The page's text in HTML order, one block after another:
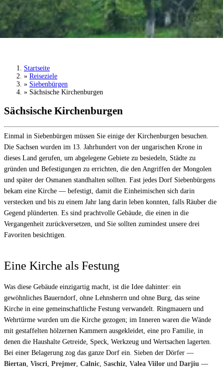
Sächsische Kirchenburgen
Startseite
» Reiseziele
» Siebenbürgen
» Sächsische Kirchenburgen
Sächsische Kirchenburgen
Einmal in Siebenbürgen müssen Sie einige der Kirchenburgen besuchen.
Die Sachsen wurden im 13. Jahrhundert von der ungarischen Krone in
dieses Land gerufen, um abgelegene Gebiete zu besiedeln, Städte zu
gründen und Befestigungen zu errichten, die den Angriffen der Mongolen
und später der Osmanen standhalten sollten. Fast jedes Dorf Siebenbürgens
bekam eine Kirche — befestigt, damit die Einheimischen sich darin
verstecken und bis zu einem Jahr lang darin leben konnten, falls Räuber die
Gegend plünderten. Es sind prachtvolle Gebäude, die einen in die
Vergangenheit zurückversetzen, und Sie sollten zumindest unsere drei
Favoriten besichtigen.
Eine Kirche als Festung
Was diese Gebäude einzigartig macht, ist die Idee dahinter: ein
gewöhnliches Bauerndorf, ohne Lehnsherrn und ohne Burg, das seine
Kirche in eine gemeinschaftliche Festung verwandelt. Ringmauern und
Wehrtürme wurden um die Kirche gezogen; im Inneren waren die Wände
mit gestaffelten hölzernen Kammern ausgekleidet, eine pro Familie, in
denen die Haushalte Getreide, Speck, Werkzeug und Wertsachen lagerten.
Bei einer Belagerung zog das ganze Dorf ein. Sieben der Dörfer —
Biertan Viscri Prejmer Calnic Saschiz Valea Viilor und Darjiu —